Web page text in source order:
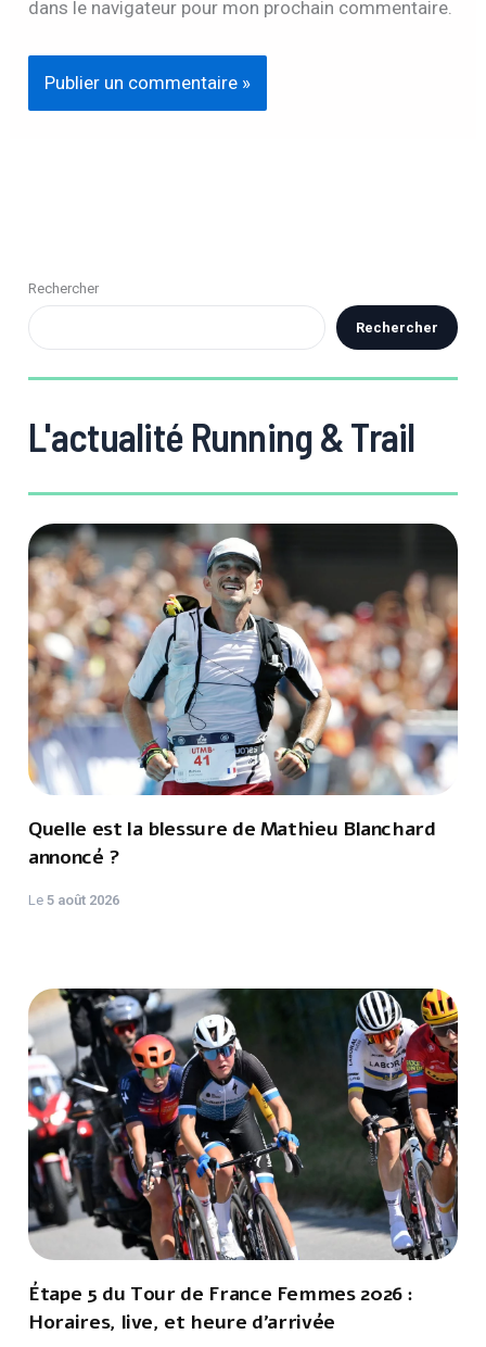
dans le navigateur pour mon prochain commentaire.
Rechercher
Rechercher
L'actualité Running & Trail
Quelle est la blessure de Mathieu Blanchard
annoncé ?
Le5 août 2026
Étape 5 du Tour de France Femmes 2026 :
Horaires, live, et heure d'arrivée